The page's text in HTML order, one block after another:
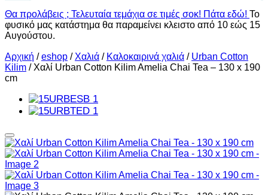
Θα προλάβεις ; Τελευταία τεμάχια σε τιμές σοκ! Πάτα εδώ! Το
φυσικό μας κατάστημα θα παραμείνει κλειστο από 10 εώς 15
Αυγούστου.
Αρχική /eshop / Χαλιά / Καλοκαιρινά χαλιά / Urban Cotton
Kilim / Χαλί Urban Cotton Kilim Amelia Chai Tea – 130 x 190
cm